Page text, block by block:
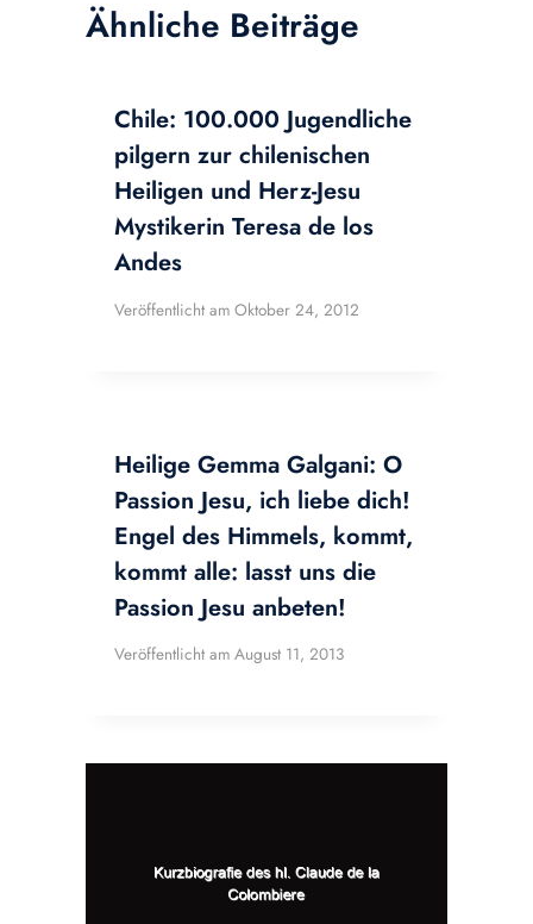
Ähnliche Beiträge
Chile: 100.000 Jugendliche
pilgern zur chilenischen
Heiligen und Herz-Jesu
Mystikerin Teresa de los
Andes
Veröffentlicht am Oktober 24, 2012
Heilige Gemma Galgani: O
Passion Jesu, ich liebe dich!
Engel des Himmels, kommt,
kommt alle: lasst uns die
Passion Jesu anbeten!
Veröffentlicht am August 11, 2013